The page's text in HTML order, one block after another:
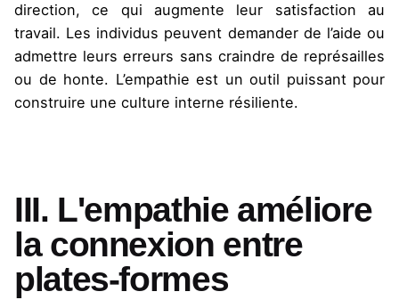
direction, ce qui augmente leur satisfaction au
travail. Les individus peuvent demander de l’aide ou
admettre leurs erreurs sans craindre de représailles
ou de honte. L’empathie est un outil puissant pour
construire une culture interne résiliente.
III. L'empathie améliore
la connexion entre
plates-formes